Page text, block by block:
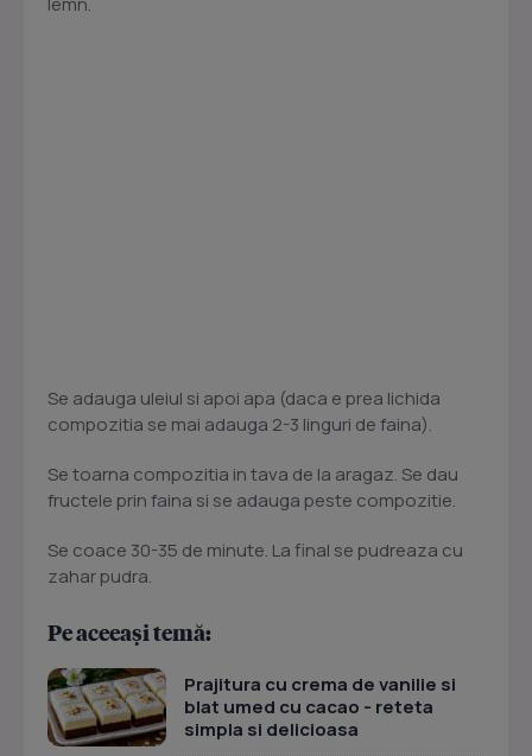
Se adauga uleiul si apoi apa (daca e prea lichida
compozitia se mai adauga 2-3 linguri de faina).
Se toarna compozitia in tava de la aragaz. Se dau
fructele prin faina si se adauga peste compozitie.
Se coace 30-35 de minute. La final se pudreaza cu
zahar pudra.
Pe aceeași temă:
Prajitura cu crema de vanilie si
blat umed cu cacao - reteta
simpla si delicioasa